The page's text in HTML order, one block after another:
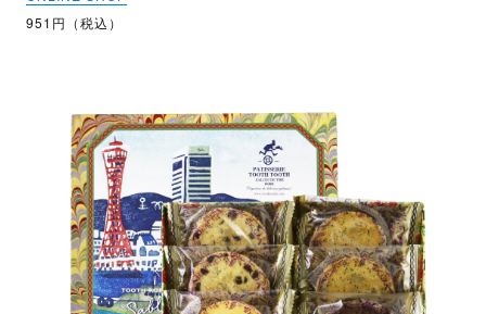
951円（税込）